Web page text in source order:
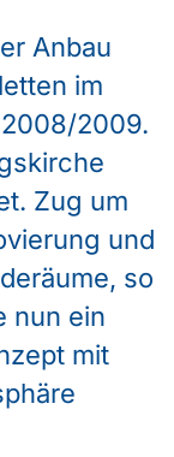
Anbau
im
2009.
Zug um
und
so
nun ein
mit